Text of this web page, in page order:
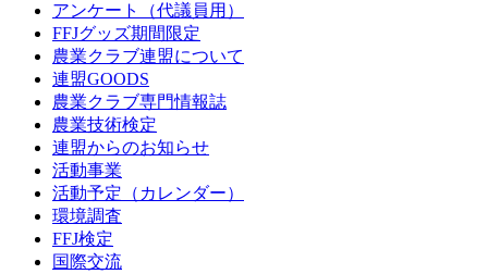
アンケート（代議員用）
FFJグッズ期間限定
農業クラブ連盟について
連盟GOODS
農業クラブ専門情報誌
農業技術検定
連盟からのお知らせ
活動事業
活動予定（カレンダー）
環境調査
FFJ検定
国際交流